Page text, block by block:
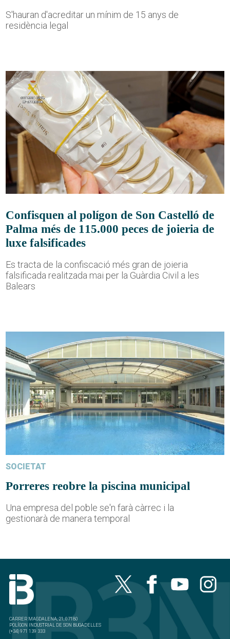
S'hauran d'acreditar un mínim de 15 anys de
residència legal
Confisquen al polígon de Son Castelló de
Palma més de 115.000 peces de joieria de
luxe falsificades
Es tracta de la confiscació més gran de joieria
falsificada realitzada mai per la Guàrdia Civil a les
Balears
SOCIETAT
Porreres reobre la piscina municipal
Una empresa del poble se'n farà càrrec i la
gestionarà de manera temporal
CARRER MAGDALENA, 21, 07180
POLÍGON INDUSTRIAL DE SON BUGADELLES
(+34) 971 139 333